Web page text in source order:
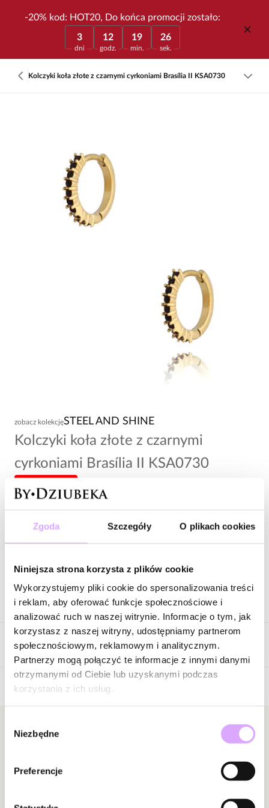
Zgoda Szczegóły O plikach cookies
Niniejsza strona korzysta z plików cookie
Wykorzystujemy pliki cookie do spersonalizowania treści
i reklam, aby oferować funkcje społecznościowe i
analizować ruch w naszej witrynie. Informacje o tym, jak
korzystasz z naszej witryny, udostępniamy partnerom
społecznościowym, reklamowym i analitycznym.
Partnerzy mogą połączyć te informacje z innymi danymi
otrzymanymi od Ciebie lub uzyskanymi podczas
korzystania z ich usług.
zgody
Niezbędne
Preferencje
-20% kod: HOT20, Do końca promocji zostało:
3
dni
12
godz.
19
min.
26
sek.
Kolczyki koła złote z czarnymi cyrkoniami Brasília II KSA0730
zobacz kolekcjęSTEEL AND SHINE
Kolczyki koła złote z czarnymi
cyrkoniami Brasília II KSA0730
145,00 zł
Wysyłka do 2 dni roboczych
Opis produktu
Surowiec: stal szlachetna.
Kolor surowca: złoty.
Cyrkonie: czarne.
Rozmiar kolczyka: 1,45 cm x 0,20 cm.
Opinie
Bądź pierwszą osobą, która podzieli się opinią o tym
Powiadomienie
Newsletter